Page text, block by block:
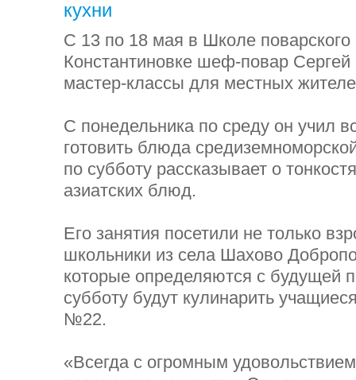
кухни
С 13 по 18 мая в Школе поварского
Константиновке шеф-повар
мастер-классы для местных
С понедельника по среду он учил
готовить блюда
по субботу рассказывает о
азиатских блюд.
Его занятия посетили не только
школьники из села Шахово
которые определяются с будущей
субботу будут кулинарить
№22.
«Всегда с огромным